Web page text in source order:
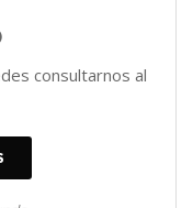
consultarnos al